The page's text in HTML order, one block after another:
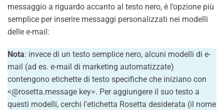
messaggio a riguardo accanto al testo nero, è l’opzione più
semplice per inserire messaggi personalizzati nei modelli
delle e-mail:
Nota: invece di un testo semplice nero, alcuni modelli di e-
mail (ad es. e-mail di marketing automatizzate)
contengono etichette di testo specifiche che iniziano con
<@rosetta.message key=. Per aggiungere il suo testo a
questi modelli, cerchi l’etichetta Rosetta desiderata (il nome